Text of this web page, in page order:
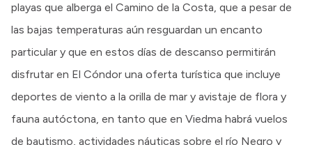
playas que alberga el Camino de la Costa, que a pesar de
las bajas temperaturas aún resguardan un encanto
particular y que en estos días de descanso permitirán
disfrutar en El Cóndor una oferta turística que incluye
deportes de viento a la orilla de mar y avistaje de flora y
fauna autóctona, en tanto que en Viedma habrá vuelos
de bautismo, actividades náuticas sobre el río Negro y